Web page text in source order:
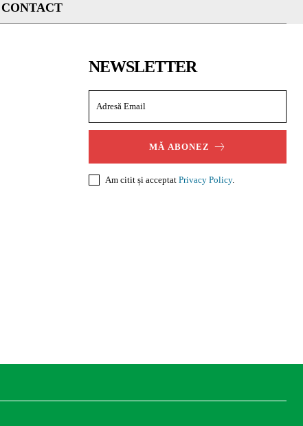
CONTACT
NEWSLETTER
MĂ ABONEZ
Am citit și acceptat Privacy Policy.